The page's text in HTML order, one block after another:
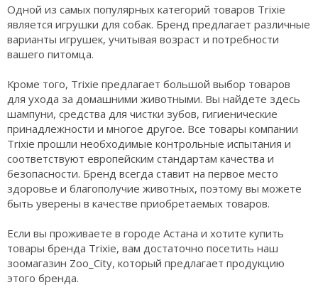
Одной из самых популярных категорий товаров Trixie
является игрушки для собак. Бренд предлагает различные
варианты игрушек, учитывая возраст и потребности
вашего питомца.
Кроме того, Trixie предлагает большой выбор товаров
для ухода за домашними животными. Вы найдете здесь
шампуни, средства для чистки зубов, гигиенические
принадлежности и многое другое. Все товары компании
Trixie прошли необходимые контрольные испытания и
соответствуют европейским стандартам качества и
безопасности. Бренд всегда ставит на первое место
здоровье и благополучие животных, поэтому вы можете
быть уверены в качестве приобретаемых товаров.
Если вы проживаете в городе Астана и хотите купить
товары бренда Trixie, вам достаточно посетить наш
зоомагазин Zoo_City, который предлагает продукцию
этого бренда.